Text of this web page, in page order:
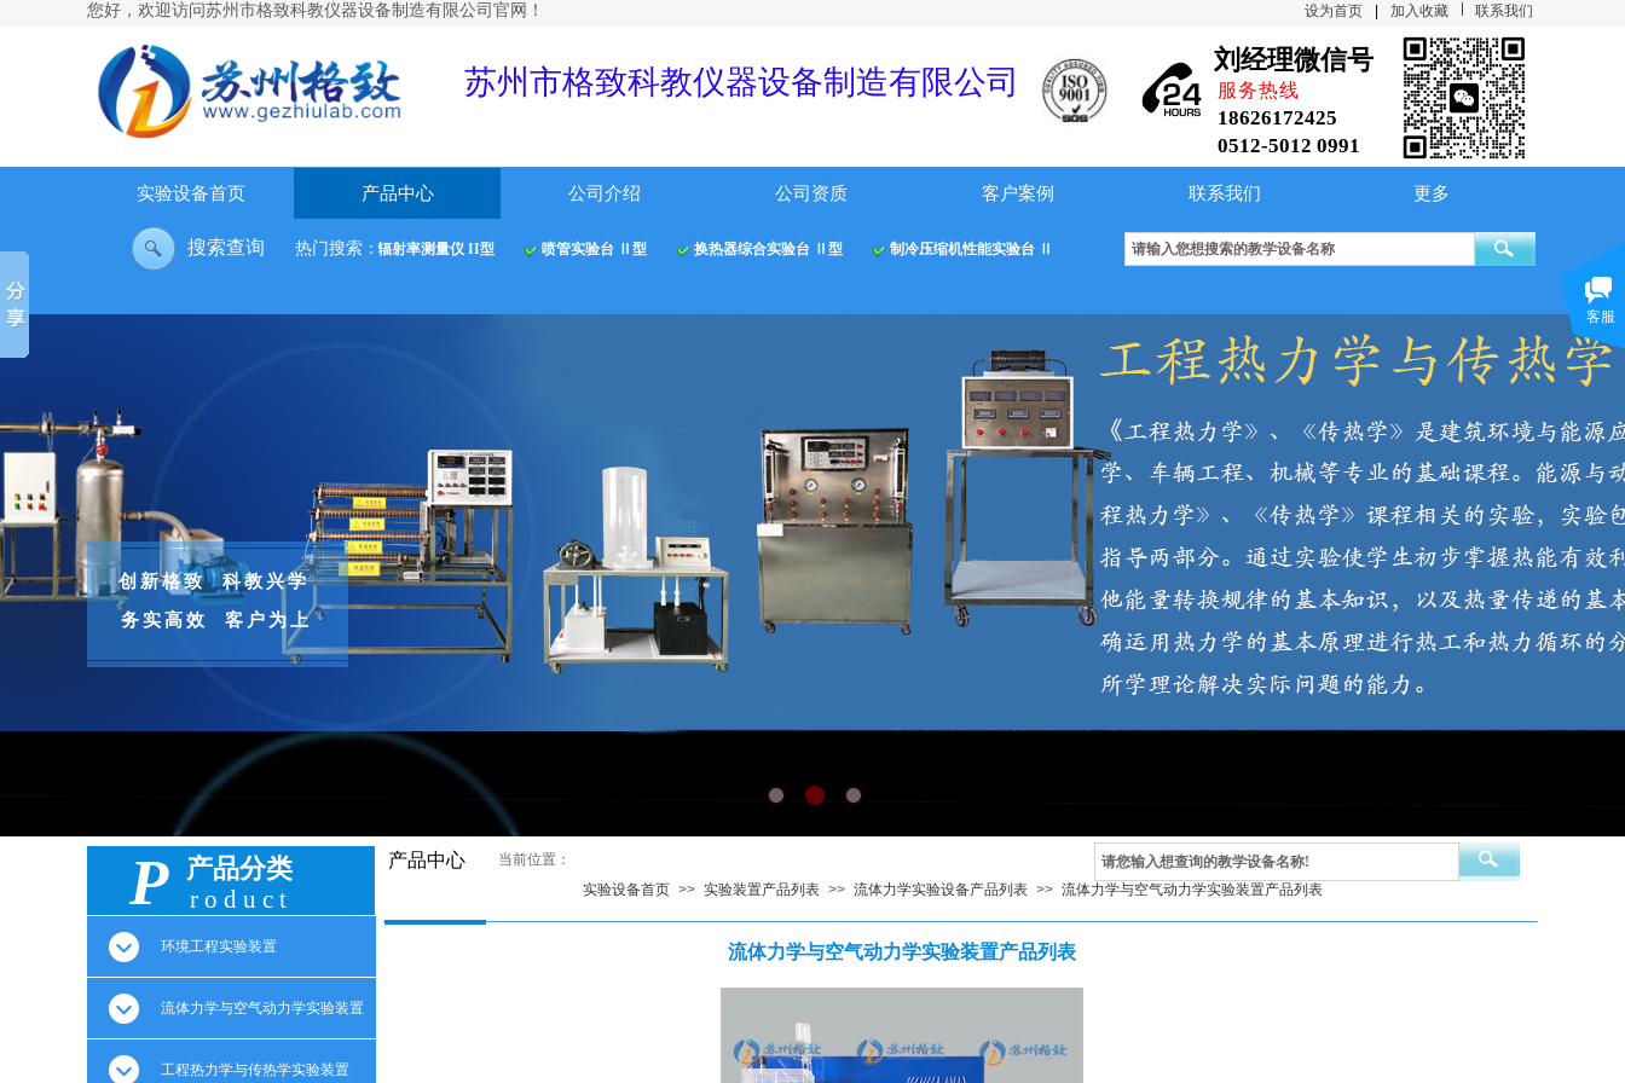
联系我们
您好，欢迎访问苏州市格致科教仪器设备制造有限公司官网！ 设为首页 加入收藏
服务热线
18626172425
0512-5012 0991
苏州市格致科教仪器设备制 造有限公司
刘经理微信号
实验设备首页 产品中心 公司介绍 公司资质 客户案例 联系我们 更多
热试验台 空气绝热指数测定装置 中温法向辐射率测量仪 II型 喷管实验台 Ⅱ型 换热器综合实验台 Ⅱ型 制冷压缩机性能实验台 Ⅱ型 综合传热性能实验台 大容器内水沸腾放热试验台 空气绝热指数测
热门搜索：
搜索查询
创新格致 科教兴学
务实高效 客户为上
产品中心 当前位置 ：
roduct
产品分类
P
环境工程实验装置
流体力学与空气动力学实验装置
工程热力学与传热学实验装置
实验设备首页 >> 实验装置产品列表 >> 流体力学实验设备产品列表 >> 流体力学与空气动力学实验装置产品列表
流体力学与空气动力学实验装置产品列表
客服